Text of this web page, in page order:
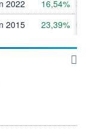
2022 16,54%
2015 23,39%